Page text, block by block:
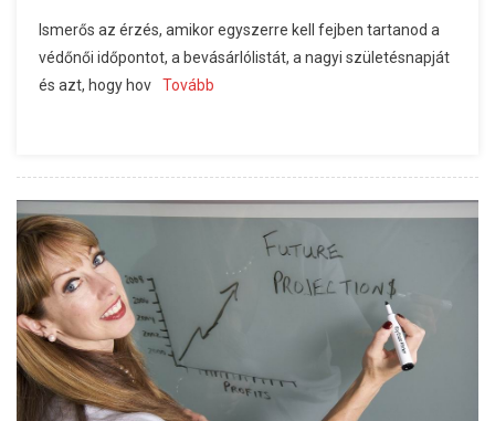
Ismerős az érzés, amikor egyszerre kell fejben tartanod a
védőnői időpontot, a bevásárlólistát, a nagyi születésnapját
és azt, hogy hov
Tovább